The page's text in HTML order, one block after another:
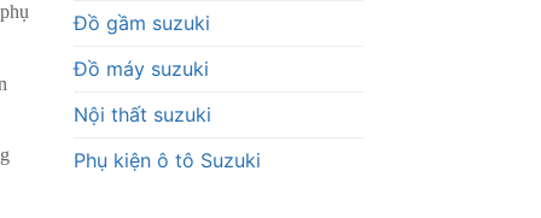
Đồ gầm suzuki
Đồ máy suzuki
Nội thất suzuki
Phụ kiện ô tô Suzuki